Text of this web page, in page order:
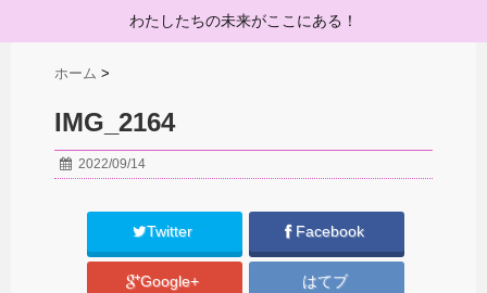
わたしたちの未来がここにある！
ホーム >
IMG_2164
2022/09/14
Twitter Facebook
Google+ はてブ